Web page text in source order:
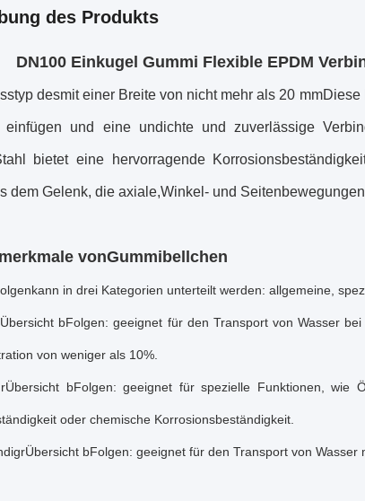
des Produkts
DN100 Einkugel Gummi Flexible EPDM
desmit einer Breite von nicht mehr als 20 mmDiese
einfügen und eine undichte und zuverlässige
bietet eine hervorragende
dem Gelenk, die axiale,Winkel- und
vonGummibellchen
kann in drei Kategorien unterteilt werden: allgemeine,
Übersicht bFolgen: geeignet für den Transport von Wasser
von weniger als 10%.
rÜbersicht bFolgen: geeignet für spezielle Funktionen, wie
oder chemische Korrosionsbeständigkeit.
rÜbersicht bFolgen: geeignet für den Transport von Wasser